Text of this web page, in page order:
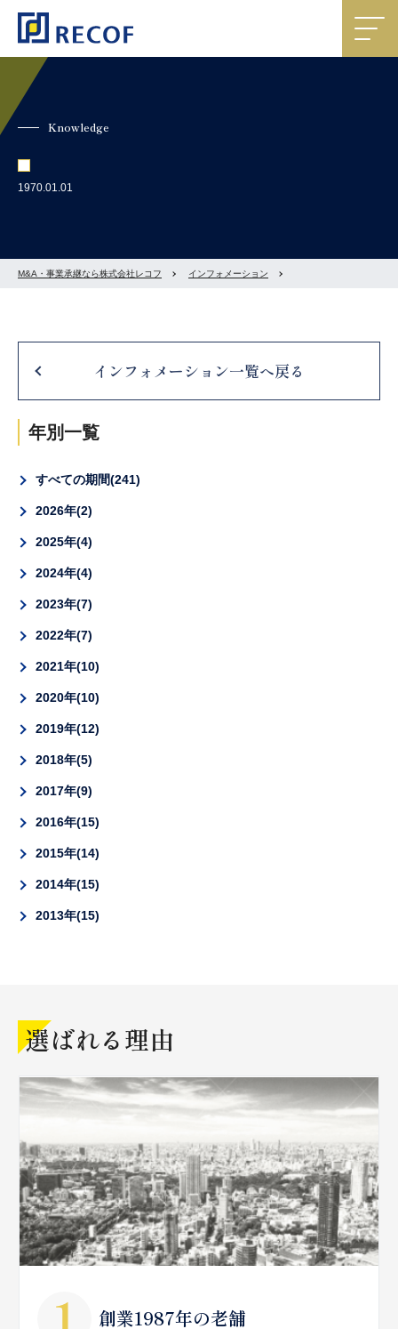
Knowledge
1970.01.01
M&A・事業承継なら株式会社レコフ インフォメーション
インフォメーション一覧へ戻る
年別一覧
すべての期間 241
2026年 2
2025年 4
2024年 4
2023年 7
2022年 7
2021年 10
2020年 10
2019年 12
2018年 5
2017年 9
2016年 15
2015年 14
2014年 15
2013年 15
選ばれる理由
創業1987年の老舗